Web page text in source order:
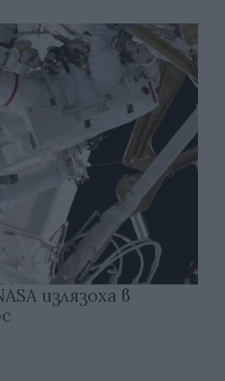
излязоха в